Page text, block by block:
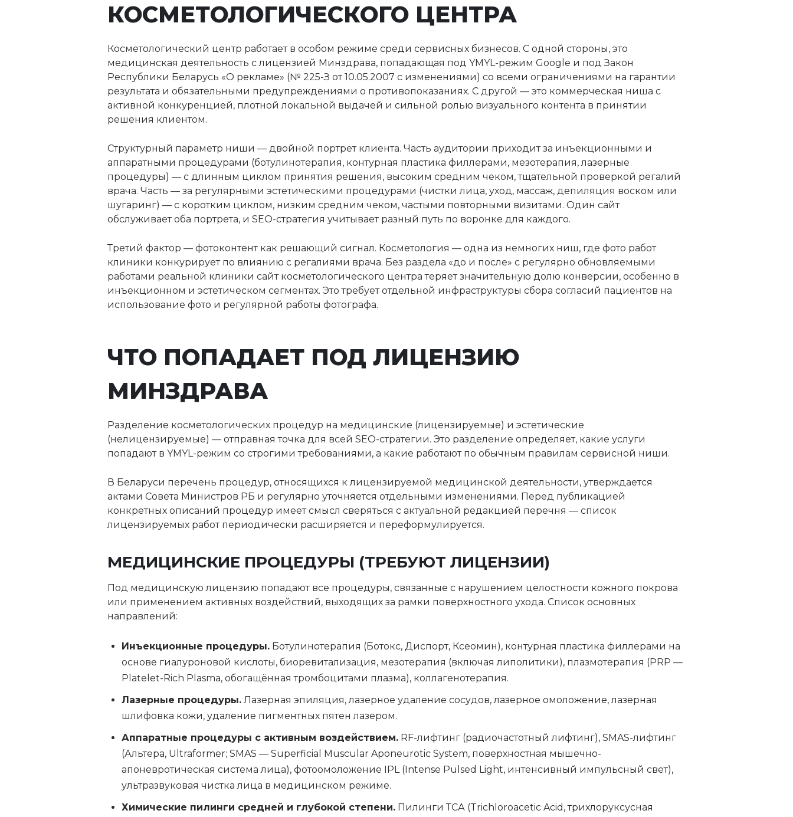
КОСМЕТОЛОГИЧЕСКОГО ЦЕНТРА
Косметологический центр работает в особом режиме среди сервисных бизнесов. С одной стороны, это
медицинская деятельность с лицензией Минздрава, попадающая под YMYL-режим Google и под Закон
Республики Беларусь «О рекламе» (№ 225-З от 10.05.2007 с изменениями) со всеми ограничениями на гарантии
результата и обязательными предупреждениями о противопоказаниях. С другой — это коммерческая ниша с
активной конкуренцией, плотной локальной выдачей и сильной ролью визуального контента в принятии
решения клиентом.
Структурный параметр ниши — двойной портрет клиента. Часть аудитории приходит за инъекционными и
аппаратными процедурами (ботулинотерапия, контурная пластика филлерами, мезотерапия, лазерные
процедуры) — с длинным циклом принятия решения, высоким средним чеком, тщательной проверкой регалий
врача. Часть — за регулярными эстетическими процедурами (чистки лица, уход, массаж, депиляция воском или
шугаринг) — с коротким циклом, низким средним чеком, частыми повторными визитами. Один сайт
обслуживает оба портрета, и SEO-стратегия учитывает разный путь по воронке для каждого.
Третий фактор — фотоконтент как решающий сигнал. Косметология — одна из немногих ниш, где фото работ
клиники конкурирует по влиянию с регалиями врача. Без раздела «до и после» с регулярно обновляемыми
работами реальной клиники сайт косметологического центра теряет значительную долю конверсии, особенно в
инъекционном и эстетическом сегментах. Это требует отдельной инфраструктуры сбора согласий пациентов на
использование фото и регулярной работы фотографа.
ЧТО ПОПАДАЕТ ПОД ЛИЦЕНЗИЮ
МИНЗДРАВА
Разделение косметологических процедур на медицинские (лицензируемые) и эстетические
(нелицензируемые) — отправная точка для всей SEO-стратегии. Это разделение определяет, какие услуги
попадают в YMYL-режим со строгими требованиями, а какие работают по обычным правилам сервисной ниши.
В Беларуси перечень процедур, относящихся к лицензируемой медицинской деятельности, утверждается
актами Совета Министров РБ и регулярно уточняется отдельными изменениями. Перед публикацией
конкретных описаний процедур имеет смысл сверяться с актуальной редакцией перечня — список
лицензируемых работ периодически расширяется и переформулируется.
МЕДИЦИНСКИЕ ПРОЦЕДУРЫ (ТРЕБУЮТ ЛИЦЕНЗИИ)
Под медицинскую лицензию попадают все процедуры, связанные с нарушением целостности кожного покрова
или применением активных воздействий, выходящих за рамки поверхностного ухода. Список основных
направлений:
Инъекционные процедуры. Ботулинотерапия (Ботокс, Диспорт, Ксеомин), контурная пластика филлерами на
основе гиалуроновой кислоты, биоревитализация, мезотерапия (включая липолитики), плазмотерапия (PRP —
Platelet-Rich Plasma, обогащённая тромбоцитами плазма), коллагенотерапия.
Лазерные процедуры. Лазерная эпиляция, лазерное удаление сосудов, лазерное омоложение, лазерная
шлифовка кожи, удаление пигментных пятен лазером.
Аппаратные процедуры с активным воздействием. RF-лифтинг (радиочастотный лифтинг), SMAS-лифтинг
(Альтера, Ultraformer; SMAS — Superficial Muscular Aponeurotic System, поверхностная мышечно-
апоневротическая система лица), фотоомоложение IPL (Intense Pulsed Light, интенсивный импульсный свет),
ультразвуковая чистка лица в медицинском режиме.
Химические пилинги средней и глубокой степени. Пилинги ТСА (Trichloroacetic Acid, трихлоруксусная